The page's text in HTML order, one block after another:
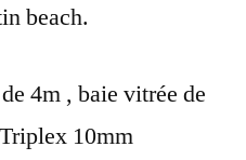
beach.
4m , baie vitrée de
10mm